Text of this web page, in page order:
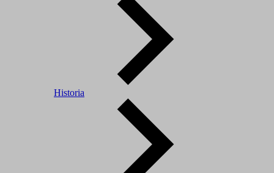
Historia